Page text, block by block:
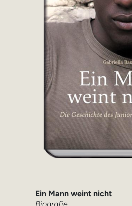
Ein Mann weint nicht
Biografie